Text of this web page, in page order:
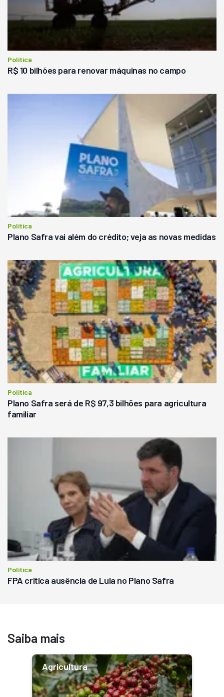
Política
R$ 10 bilhões para renovar máquinas no campo
Política
Plano Safra vai além do crédito; veja as novas medidas
Política
Plano Safra será de R$ 97,3 bilhões para agricultura
familiar
Política
FPA critica ausência de Lula no Plano Safra
Saiba mais
Agricultura